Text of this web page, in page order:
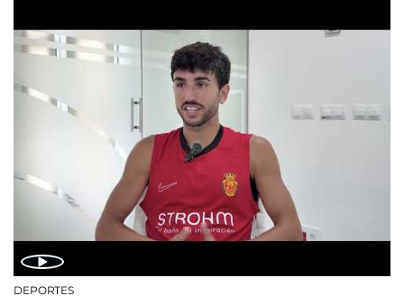
DEPORTES